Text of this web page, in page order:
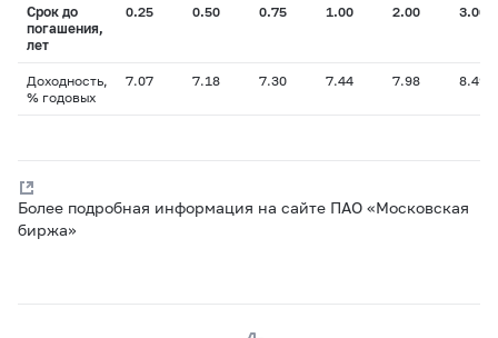
Срок до
погашения,
лет
0.25 0.50 0.75 1.00 2.00 3.00
Доходность,
% годовых
7.07 7.18 7.30 7.44 7.98 8.49
Более подробная информация на сайте ПАО «Московская
биржа»